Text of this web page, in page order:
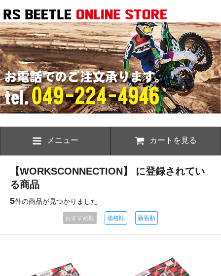
メニュー カートを見る
【WORKSCONNECTION】 に登録されてい
る商品
5件の商品が見つかりました
おすすめ順 価格順 新着順